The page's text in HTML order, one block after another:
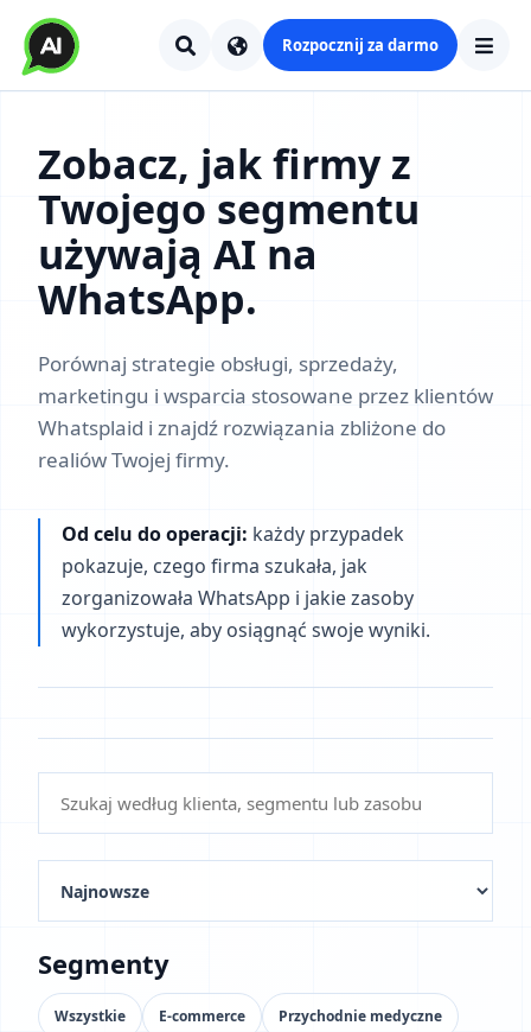
Rozpocznij za darmo
Zobacz, jak firmy z
Twojego segmentu
używają AI na
WhatsApp.
Porównaj strategie obsługi, sprzedaży,
marketingu i wsparcia stosowane przez klientów
Whatsplaid i znajdź rozwiązania zbliżone do
realiów Twojej firmy.
Od celu do operacji: każdy przypadek
pokazuje, czego firma szukała, jak
zorganizowała WhatsApp i jakie zasoby
wykorzystuje, aby osiągnąć swoje wyniki.
Segmenty
Wszystkie E-commerce Przychodnie medyczne